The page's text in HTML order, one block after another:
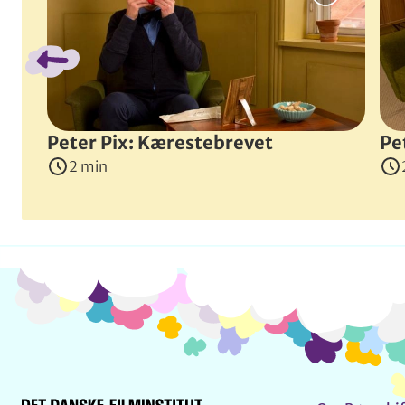
Tegning
En aften sidder en tegner bøjet over sin tegneblok
Instruktører
Benjamin Brand,Johannes Engelhardt,
Peter Pix: Kærestebrevet
2 min